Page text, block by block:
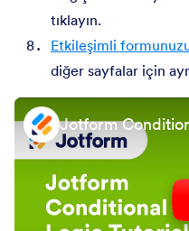
tıklayın.
Etkileşimli
diğer sayfalar için
Jotform